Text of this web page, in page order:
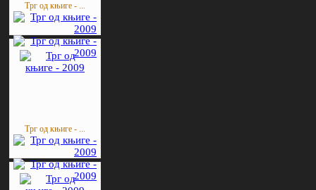
Трг од књиге - ...
Трг од књиге - ...